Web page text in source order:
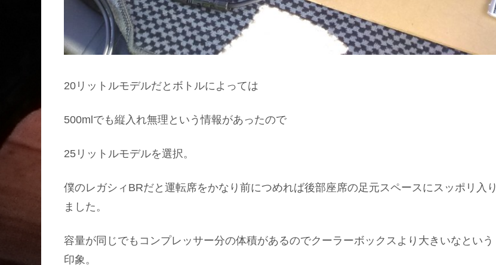
20リットルモデルだとボトルによっては
500mlでも縦入れ無理という情報があったので
25リットルモデルを選択。
僕のレガシィBRだと運転席をかなり前につめれば後部座席の足元スペースにスッポリ入り
ました。
容量が同じでもコンプレッサー分の体積があるのでクーラーボックスより大きいなという
印象。